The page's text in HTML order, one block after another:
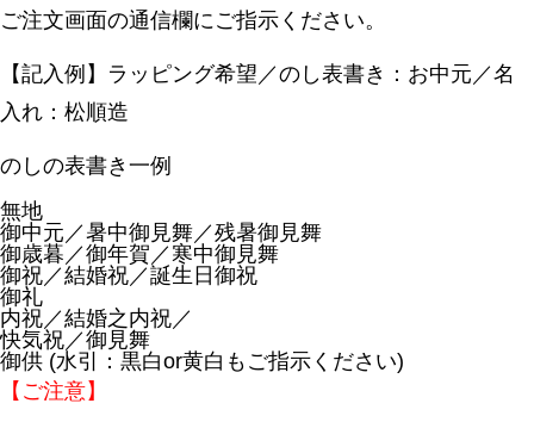
ご注文画面の通信欄にご指示ください。
【記入例】ラッピング希望／のし表書き：お中元／名
入れ：松順造
のしの表書き一例
無地
御中元／暑中御見舞／残暑御見舞
御歳暮／御年賀／寒中御見舞
御祝／結婚祝／誕生日御祝
御礼
内祝／結婚之内祝／
快気祝／御見舞
御供 (水引：黒白or黄白もご指示ください)
【ご注意】